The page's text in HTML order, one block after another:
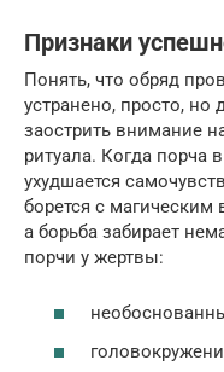
Признаки
Понять, что обряд
устранено, просто, но
заострить внимание
ритуала. Когда порча
ухудшается
борется с
а борьба забирает
порчи у жертвы: